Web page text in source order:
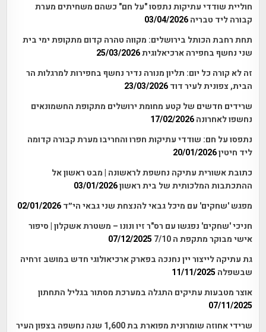
חוליית שודדי עתיקות נתפסו "על חם" כשהם משחיתים מערת
קבורה ליד טבריה 03/04/2026
תחת רחבת הכותל בירושלים: מקווה טהרה קדום מתקופת ימי בית
שני נחשף בחפירה ארכיאלוגית25/03/2026
זה לא קורה כל יום: תליון מנורה נדיר נחשף בחפירות למרגלות הר
הבית, צפונית לעיר דוד 23/03/2026
שרידים חדשים של קטע מחומת ירושלים מתקופת החשמונאים
נחשפו לאחרונה 17/02/2026
נתפסו על חם: שודדי עתיקות חפרו והחריבו מערת קבורה קדומה
ליד חיטין20/01/2026
כתובת אשורית עתיקה נחשפת לראשונה | מבט ראשון אל
ההתכתבות המלכותית של בית ראשון03/01/2026
מפגש 'שחקים' עם מיכל גבאי להנצחת שני גבאי הי״ד 02/01/2026
חניכי 'שחקים' נפגשו עם רס"ר זיו ונונו – משטרת אשקלון | סיפור
אישי מבוקר מתקפת ה 7/10
07/12/2025
גת עתיקה לייצור יין נחנכה בפארק ארכיאולוגי חדש במושב זרחיה
שבשפלה 11/11/2025
אוצר מטבעות עתיקים התגלה במערכת מסתור בגליל התחתון
07/11/2025
שרידי אחוזה שומרונית מפוארת בת 1,600 שנה נחשפה בצפון העיר